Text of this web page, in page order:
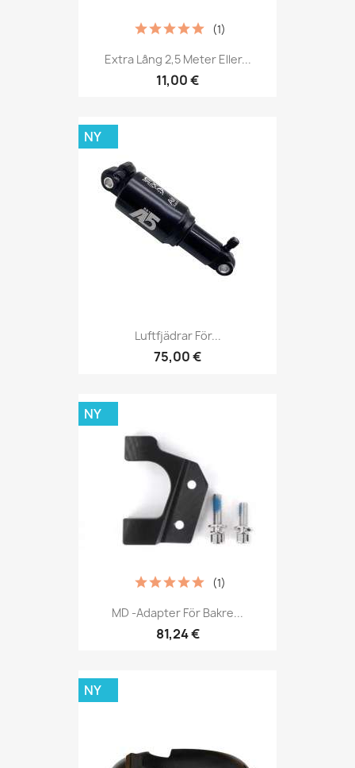
Extra Lång 2,5 Meter Eller...
11,00 €
(1)
Luftfjädrar För...
75,00 €
NY
MD -adapter För Bakre...
81,24 €
(1)
NY
NY